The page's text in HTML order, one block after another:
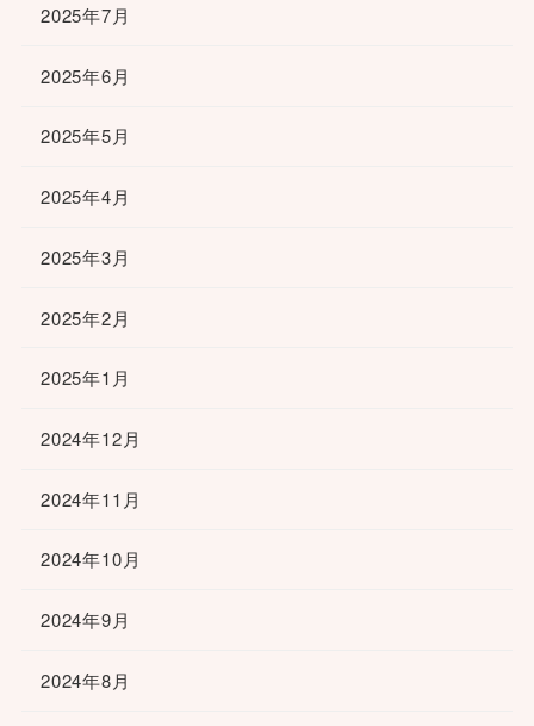
2025年7月
2025年6月
2025年5月
2025年4月
2025年3月
2025年2月
2025年1月
2024年12月
2024年11月
2024年10月
2024年9月
2024年8月